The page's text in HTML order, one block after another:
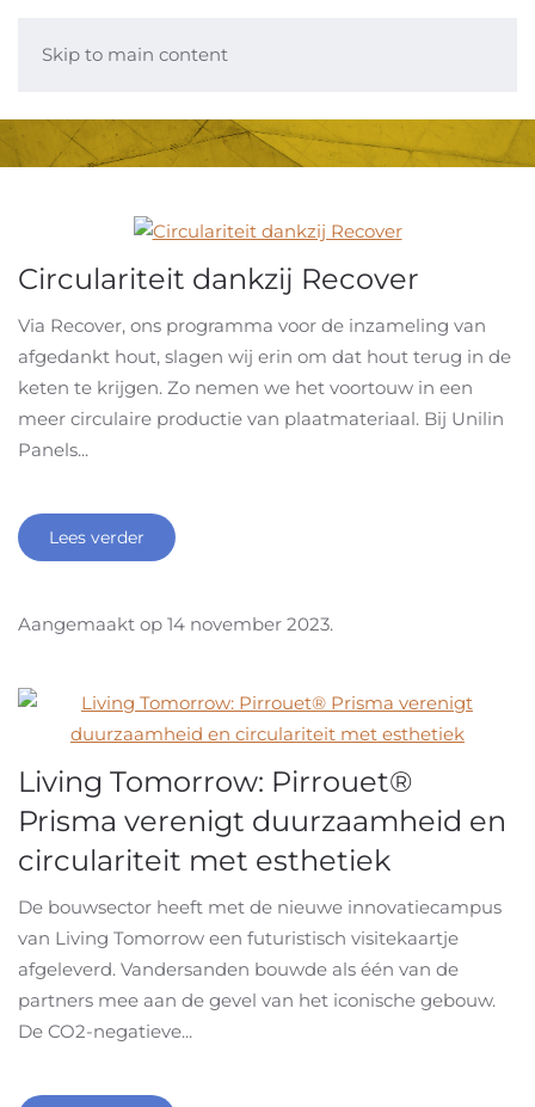
Skip to main content
Circulariteit dankzij Recover
Via Recover, ons programma voor de inzameling van
afgedankt hout, slagen wij erin om dat hout terug in de
keten te krijgen. Zo nemen we het voortouw in een
meer circulaire productie van plaatmateriaal. Bij Unilin
Panels...
Lees verder
Aangemaakt op 14 november 2023.
Living Tomorrow: Pirrouet®
Prisma verenigt duurzaamheid en
circulariteit met esthetiek
De bouwsector heeft met de nieuwe innovatiecampus
van Living Tomorrow een futuristisch visitekaartje
afgeleverd. Vandersanden bouwde als één van de
partners mee aan de gevel van het iconische gebouw.
De CO2-negatieve...